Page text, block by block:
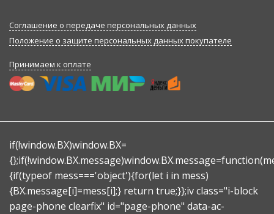
Соглашение о передаче персональных данных
Положение о защите персональных данных покупателе
Принимаем к оплате
if(!window.BX)window.BX=
{if(typeof mess==='object'){for(let i in mess)
{BX.message[i]=mess[i];} return true;}};iv class="i-block
page-phone clearfix" id="page-phone" data-ac-